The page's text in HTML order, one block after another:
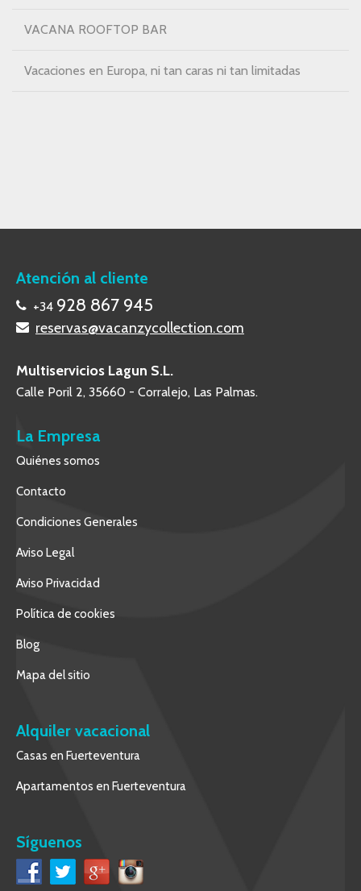
VACANA ROOFTOP BAR
Vacaciones en Europa, ni tan caras ni tan limitadas
Atención al cliente
+34 928 867 945
reservas@vacanzycollection.com
Multiservicios Lagun S.L.
Calle Poril 2, 35660 - Corralejo, Las Palmas.
La Empresa
Quiénes somos
Contacto
Condiciones Generales
Aviso Legal
Aviso Privacidad
Política de cookies
Blog
Mapa del sitio
Alquiler vacacional
Casas en Fuerteventura
Apartamentos en Fuerteventura
Síguenos